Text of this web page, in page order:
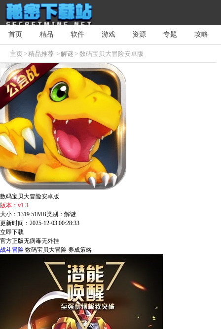
首页 精品 软件 游戏 资源 专题 攻略
主页>精品推荐 >解谜> 数码宝贝大冒险安卓版
数码宝贝大冒险安卓版
版本：v1.3
大小：1319.51MB类别：解谜
更新时间：2025-12-03 00:28:33
立即下载
官方正版无病毒无外挂
战斗冒险 数码宝贝大冒险 养成策略